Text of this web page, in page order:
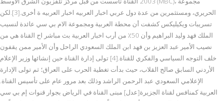
الحريري، ومستثمرين من عدة دول عربي اخبار العربيه اخبار العربيه ة أخرى.[3].لكن
تسريبات ويكيليكس كشفت أن محطة العربية ومجموعة الام بي سي عائدة لنسيب
الملك فهد وليد البراهيم وأن 50٪ من أرب اخبار العربية بث مباشر اح القناة هي من
نصيب الأمير عبد العزيز بن فهد ابن الملك السعودي الراحل وأن الأمير ممن يقفون
خلف التوجه السياسي والفكري للقناة.[4] تولى إدارة القناة حين إنشائها وزير الإعلام
الأردني السابق صالح القلاب، حيث بدأت تغطية الحرب على العراق؛ ثم تولى الإدارة
الإعلامي السعودي عبد الرحمن الراشد وذلك بعد مرور عام على تأسيس القناة.
العربية كمنافس لقناة الجزيرة[عدل] مبنى القناة في الرياض بجوار قنوات إم بي سي